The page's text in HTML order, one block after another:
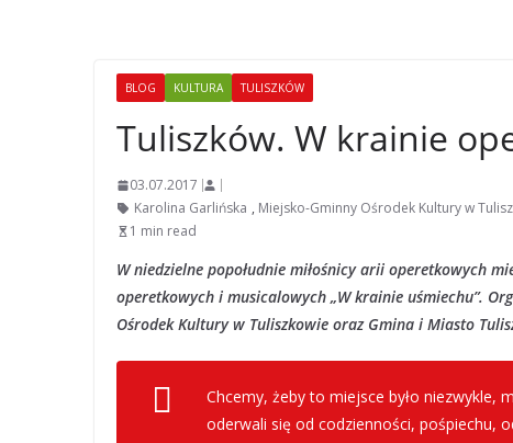
BLOG KULTURA TULISZKÓW
Tuliszków. W krainie
03.07.2017
Karolina Garlińska , Miejsko-Gminny Ośrodek Kultury w
1 min read
W niedzielne popołudnie miłośnicy arii operetkowych
operetkowych i musicalowych „W krainie uśmiechu”.
Ośrodek Kultury w Tuliszkowie oraz Gmina i Miasto
Chcemy, żeby to miejsce było niezwykle,
oderwali się od codzienności, pośpiechu,